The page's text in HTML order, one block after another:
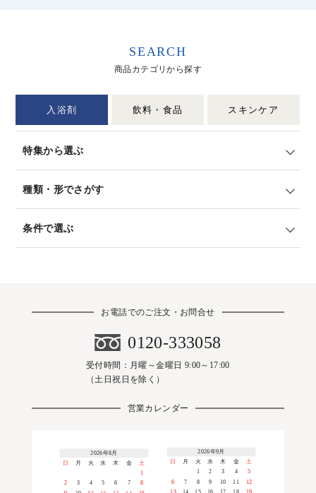
SEARCH
商品カテゴリから探す
入浴剤 飲料・食品 スキンケア
特集から選ぶ
種類・形でさがす
条件で選ぶ
お電話でのご注文・お問合せ
0120-333058
受付時間：月曜～金曜日 9:00～17:00
（土日祝日を除く）
営業カレンダー
2026年8月
日
月 火 水 木 金
土
1
2
3 4 5 6 7 8
2026年9月
日 月 火 水 木 金 土
1 2 3 4
5
6
7 8 9 10 11
12
13
14 15 16 17 18 19